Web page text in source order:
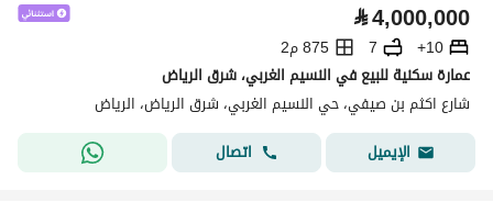
⃁4,000,000
10+
7
875 م2
عمارة سكنية للبيع في النسيم الغربي، شرق الرياض
شارع اكثم بن صيفي، حي النسيم الغربي، شرق الرياض، الرياض
الإيميل
اتصال